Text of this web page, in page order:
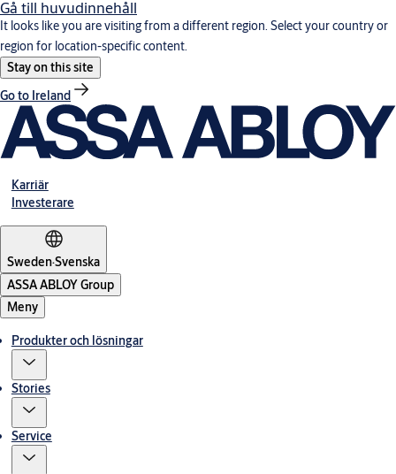
Gå till huvudinnehåll
It looks like you are visiting from a different region. Select your country or
region for location-specific content.
Stay on this site
Go to Ireland
Karriär
Investerare
Sweden·Svenska
ASSA ABLOY Group
Meny
Produkter och lösningar
Stories
Service